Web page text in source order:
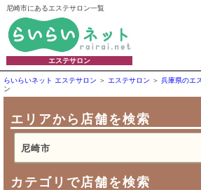
尼崎市にあるエステサロン一覧
エステサロン
らいらいネット エステサロン エステサロン 兵庫県のエ
ン
エリアから店舗を検索
尼崎市
カテゴリで店舗を検索